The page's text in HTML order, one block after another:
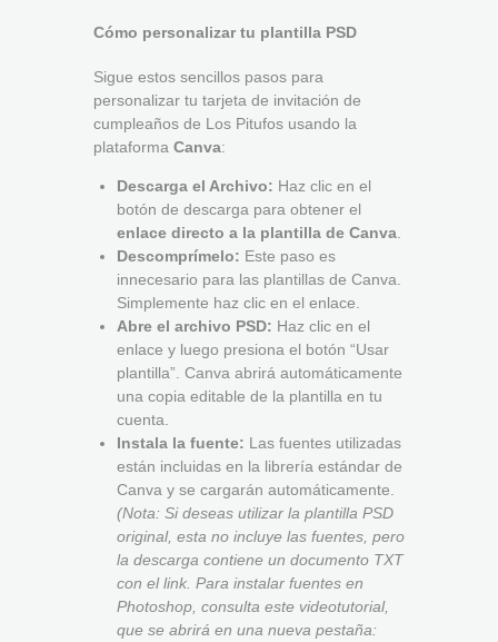
Cómo personalizar tu plantilla PSD
Sigue estos sencillos pasos para
personalizar tu tarjeta de invitación de
cumpleaños de Los Pitufos usando la
plataforma Canva:
Descarga el Archivo: Haz clic en el
botón de descarga para obtener el
enlace directo a la plantilla de Canva
Descomprímelo: Este paso es
innecesario para las plantillas de Canva.
Simplemente haz clic en el enlace.
Abre el archivo PSD: Haz clic en el
enlace y luego presiona el botón “Usar
plantilla”. Canva abrirá automáticamente
una copia editable de la plantilla en tu
cuenta.
Instala la fuente: Las fuentes utilizadas
están incluidas en la librería estándar de
Canva y se cargarán automáticamente.
(Nota: Si deseas utilizar la plantilla PSD
original, esta no incluye las fuentes, pero
la descarga contiene un documento TXT
con el link. Para instalar fuentes en
Photoshop, consulta este videotutorial,
que se abrirá en una nueva pestaña: